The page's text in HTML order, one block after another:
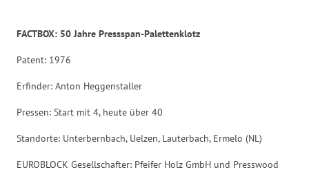
FACTBOX: 50 Jahre Pressspan-Palettenklotz
Patent: 1976
Erfinder: Anton Heggenstaller
Pressen: Start mit 4, heute über 40
Standorte: Unterbernbach, Uelzen, Lauterbach, Ermelo (NL)
EUROBLOCK Gesellschafter: Pfeifer Holz GmbH und Presswood